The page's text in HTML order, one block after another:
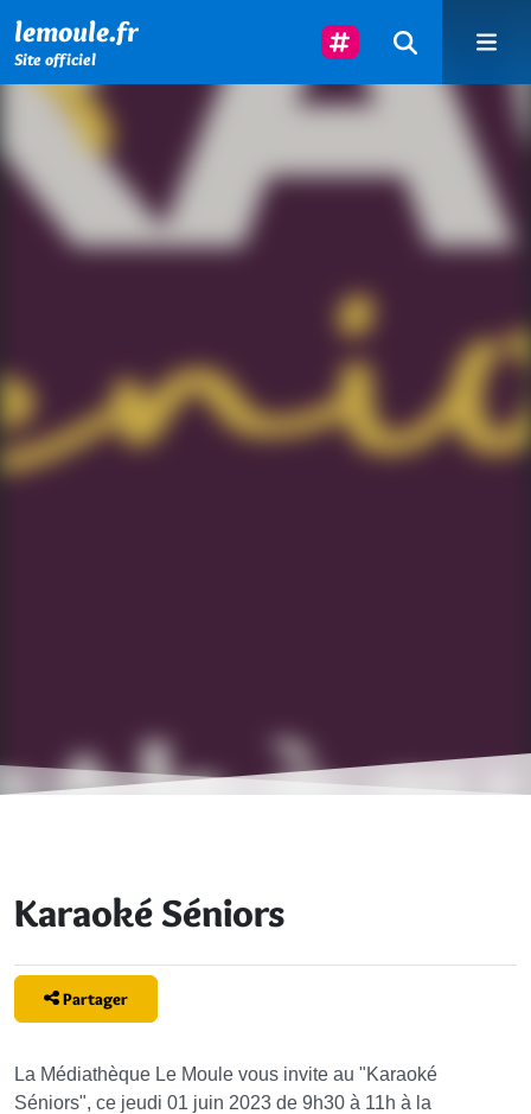
lemoule.fr
Site officiel
Suivez-Nous
Karaoké Séniors
Partager
La Médiathèque Le Moule vous invite au "Karaoké
Séniors", ce jeudi 01 juin 2023 de 9h30 à 11h à la